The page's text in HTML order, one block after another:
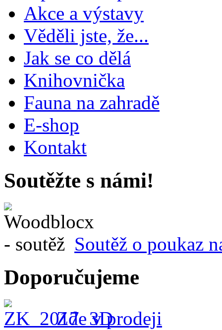
Akce a výstavy
Věděli jste, že...
Jak se co dělá
Knihovnička
Fauna na zahradě
E-shop
Kontakt
Soutěžte s námi!
Soutěž o poukaz
Doporučujeme
Zde v prodeji